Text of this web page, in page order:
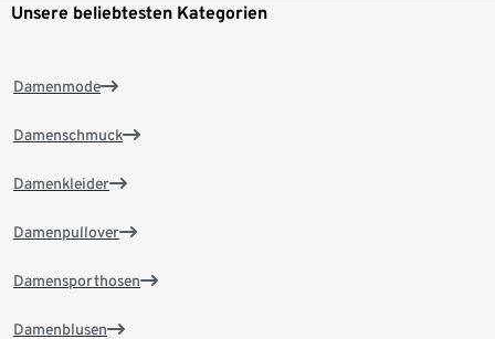
Unsere beliebtesten Kategorien
Damenmode
Damenschmuck
Damenkleider
Damenpullover
Damensporthosen
Damenblusen